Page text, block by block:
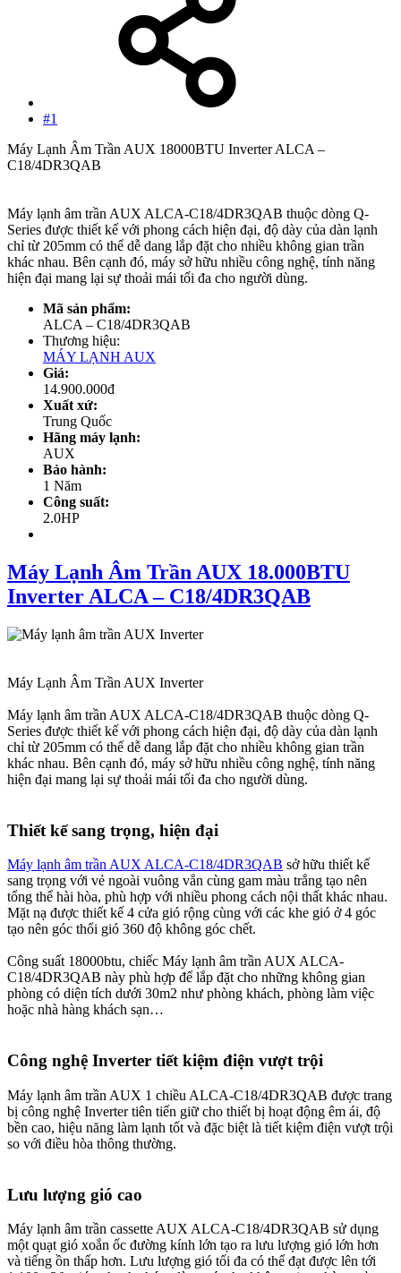
#1
Máy Lạnh Âm Trần AUX 18000BTU Inverter ALCA –
C18/4DR3QAB
Máy lạnh âm trần AUX ALCA-C18/4DR3QAB thuộc dòng Q-
Series được thiết kế với phong cách hiện đại, độ dày của dàn lạnh
chỉ từ 205mm có thể dễ dang lắp đặt cho nhiều không gian trần
khác nhau. Bên cạnh đó, máy sở hữu nhiều công nghệ, tính năng
hiện đại mang lại sự thoải mái tối đa cho người dùng.
Mã sản phẩm:
ALCA – C18/4DR3QAB
Thương hiệu:
MÁY LẠNH AUX
Giá:
14.900.000đ
Xuất xứ:
Trung Quốc
Hãng máy lạnh:
AUX
Bảo hành:
1 Năm
Công suất:
2.0HP
Máy Lạnh Âm Trần AUX 18.000BTU
Inverter ALCA – C18/4DR3QAB
Máy Lạnh Âm Trần AUX Inverter
Máy lạnh âm trần AUX ALCA-C18/4DR3QAB thuộc dòng Q-
Series được thiết kế với phong cách hiện đại, độ dày của dàn lạnh
chỉ từ 205mm có thể dễ dang lắp đặt cho nhiều không gian trần
khác nhau. Bên cạnh đó, máy sở hữu nhiều công nghệ, tính năng
hiện đại mang lại sự thoải mái tối đa cho người dùng.
Thiết kế sang trọng, hiện đại
Máy lạnh âm trần AUX ALCA-C18/4DR3QAB sở hữu thiết kế
sang trọng với vẻ ngoài vuông vắn cùng gam màu trắng tạo nên
tổng thể hài hòa, phù hợp với nhiều phong cách nội thất khác nhau.
Mặt nạ được thiết kế 4 cửa gió rộng cùng với các khe gió ở 4 góc
tạo nên góc thổi gió 360 độ không góc chết.
Công suất 18000btu, chiếc Máy lạnh âm trần AUX ALCA-
C18/4DR3QAB này phù hợp để lắp đặt cho những không gian
phòng có diện tích dưới 30m2 như phòng khách, phòng làm việc
hoặc nhà hàng khách sạn…
Công nghệ Inverter tiết kiệm điện vượt trội
Máy lạnh âm trần AUX 1 chiều ALCA-C18/4DR3QAB được trang
bị công nghệ Inverter tiên tiến giữ cho thiết bị hoạt động êm ái, độ
bền cao, hiệu năng làm lạnh tốt và đặc biệt là tiết kiệm điện vượt trội
so với điều hòa thông thường.
Lưu lượng gió cao
Máy lạnh âm trần cassette AUX ALCA-C18/4DR3QAB sử dụng
một quạt gió xoắn ốc đường kính lớn tạo ra lưu lượng gió lớn hơn
và tiếng ồn thấp hơn. Lưu lượng gió tối đa có thể đạt được lên tới